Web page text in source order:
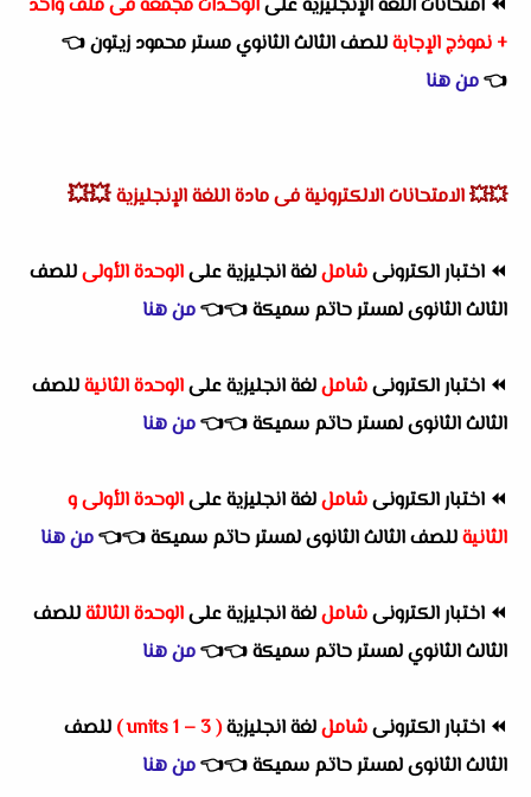
⏪ امتحانات اللغة الإنجليزية علىالوحـدات مجمعة فى ملف واحد
+ نموذج الإجابةللصف الثالث الثانوي مستر محمود زيتون👈
👈من هنا
💥💥الامتحانات الالكترونية فى مادة اللغة الإنجليزية 💥💥
⏪ اختبار الكترونىشامللغة انجليزية علىالوحدة الأولىللصف
الثالث الثانوى لمستر حاتم سميكة👈
👈من هنا
⏪ اختبار الكترونىشامللغة انجليزية علىالوحدة الثانيةللصف
الثالث الثانوى لمستر حاتم سميكة👈
👈من هنا
⏪ اختبار الكترونىشامللغة انجليزية علىالوحدة الأولى و
الثانيةللصف الثالث الثانوى لمستر حاتم سميكة👈
👈من هنا
⏪ اختبار الكترونىشامللغة انجليزية علىالوحدة الثالثةللصف
الثالث الثانوي لمستر حاتم سميكة👈
👈من هنا
⏪ اختبار الكترونىشامللغة انجليزية( units 1 – 3 )
للصف
الثالث الثانوى لمستر حاتم سميكة👈
👈من هنا